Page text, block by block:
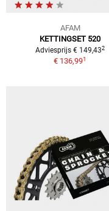
AFAM
KETTINGSET 520
Adviesprijs € 149,432
€ 136,991